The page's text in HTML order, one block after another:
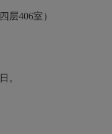
层406室）
。